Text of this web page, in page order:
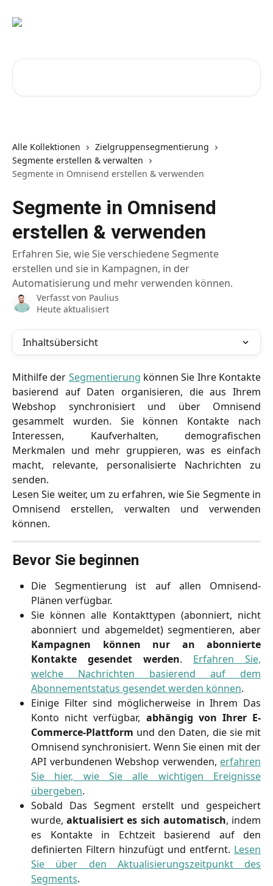
Alle Kollektionen
Zielgruppensegmentierung
Segmente erstellen & verwalten
Segmente in Omnisend erstellen & verwenden
Segmente in Omnisend
erstellen & verwenden
Erfahren Sie, wie Sie verschiedene Segmente
erstellen und sie in Kampagnen, in der
Automatisierung und mehr verwenden können.
Verfasst von Paulius
Heute aktualisiert
Inhaltsübersicht
Mithilfe der Segmentierung können Sie Ihre Kontakte
basierend auf Daten organisieren, die aus Ihrem
Webshop synchronisiert und über Omnisend
gesammelt wurden. Sie können Kontakte nach
Interessen, Kaufverhalten, demografischen
Merkmalen und mehr gruppieren, was es einfach
macht, relevante, personalisierte Nachrichten zu
senden.
Lesen Sie weiter, um zu erfahren, wie Sie Segmente in
Omnisend erstellen, verwalten und verwenden
können.
Bevor Sie beginnen
Die Segmentierung ist auf allen Omnisend-
Plänen verfügbar.
Sie können alle Kontakttypen (abonniert, nicht
abonniert und abgemeldet) segmentieren, aber
Kampagnen können nur an abonnierte
Kontakte gesendet werden. Erfahren Sie,
welche Nachrichten basierend auf dem
Abonnementstatus gesendet werden können.
Einige Filter sind möglicherweise in Ihrem Das
Konto nicht verfügbar, abhängig von Ihrer E-
Commerce-Plattform und den Daten, die sie mit
Omnisend synchronisiert. Wenn Sie einen mit der
API verbundenen Webshop verwenden, erfahren
Sie hier, wie Sie alle wichtigen Ereignisse
übergeben.
Sobald Das Segment erstellt und gespeichert
wurde,aktualisiert es sich automatisch, indem
es Kontakte in Echtzeit basierend auf den
definierten Filtern hinzufügt und entfernt. Lesen
Sie über den Aktualisierungszeitpunkt des
Segments.